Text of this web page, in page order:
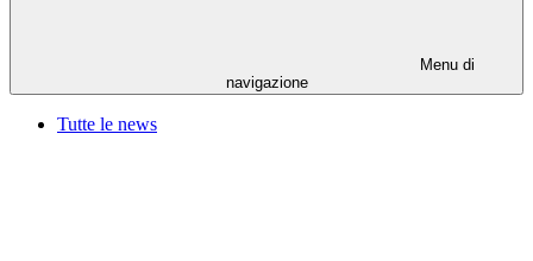
Menu di
navigazione
Tutte le news